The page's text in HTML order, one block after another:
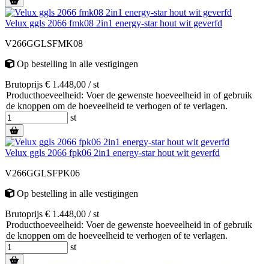
Velux ggls 2066 fmk08 2in1 energy-star hout wit geverfd
V266GGLSFMK08
Op bestelling in alle vestigingen
Brutoprijs € 1.448,00 / st
Producthoeveelheid: Voer de gewenste hoeveelheid in of gebruik
de knoppen om de hoeveelheid te verhogen of te verlagen.
st
Velux ggls 2066 fpk06 2in1 energy-star hout wit geverfd
V266GGLSFPK06
Op bestelling in alle vestigingen
Brutoprijs € 1.448,00 / st
Producthoeveelheid: Voer de gewenste hoeveelheid in of gebruik
de knoppen om de hoeveelheid te verhogen of te verlagen.
st